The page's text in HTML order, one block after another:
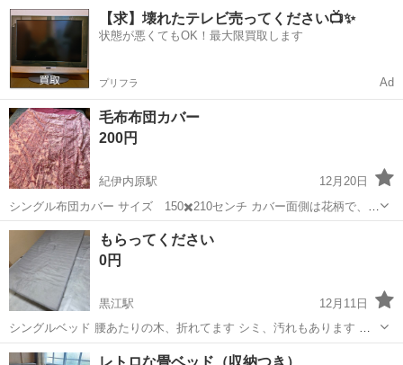
和歌山 田辺市 稲原駅 ベッド アキレス
【求】壊れたテレビ売ってください📺✨
状態が悪くてもOK！最大限買取します
プリフラ Ad
毛布布団カバー
200円
紀伊内原駅
12月20日
シングル布団カバー サイズ 150✖️210センチ カバー面側は花柄で、裏
側は起毛の毛布になってます 未使用ですが、タンス保管してました
和歌山 日高郡 紀伊内原駅
もらってください
0円
黒江駅
12月11日
シングルベッド 腰あたりの木、折れてます シミ、汚れもあります 大
型犬など、わんちゃんにどうですか？ 取りに来てもらえたら助かりま
和歌山 和歌山市 黒江駅 ベッド わんちゃん
レトロな畳ベッド（収納つき）